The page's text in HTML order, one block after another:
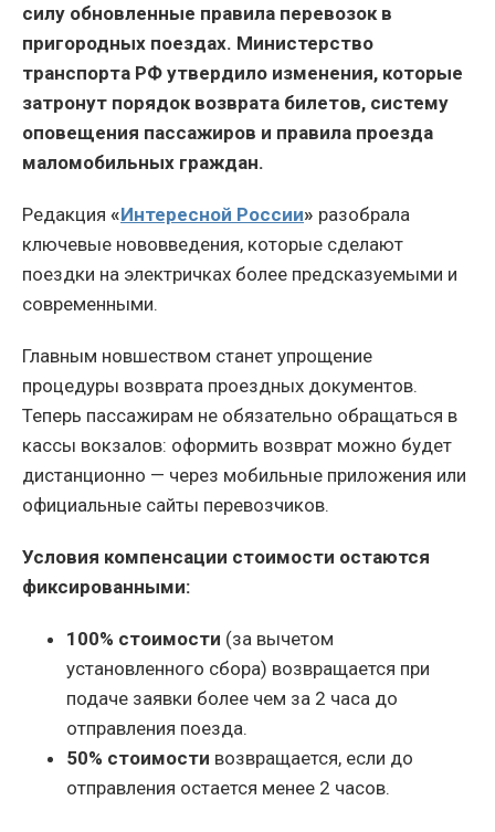
силу обновленные правила перевозок в
пригородных поездах. Министерство
транспорта РФ утвердило изменения, которые
затронут порядок возврата билетов, систему
оповещения пассажиров и правила проезда
маломобильных граждан.
Редакция «Интересной России» разобрала
ключевые нововведения, которые сделают
поездки на электричках более предсказуемыми и
современными.
Главным новшеством станет упрощение
процедуры возврата проездных документов.
Теперь пассажирам не обязательно обращаться в
кассы вокзалов: оформить возврат можно будет
дистанционно — через мобильные приложения или
официальные сайты перевозчиков.
Условия компенсации стоимости остаются
фиксированными:
100% стоимости (за вычетом
установленного сбора) возвращается при
подаче заявки более чем за 2 часа до
отправления поезда.
50% стоимости возвращается, если до
отправления остается менее 2 часов.